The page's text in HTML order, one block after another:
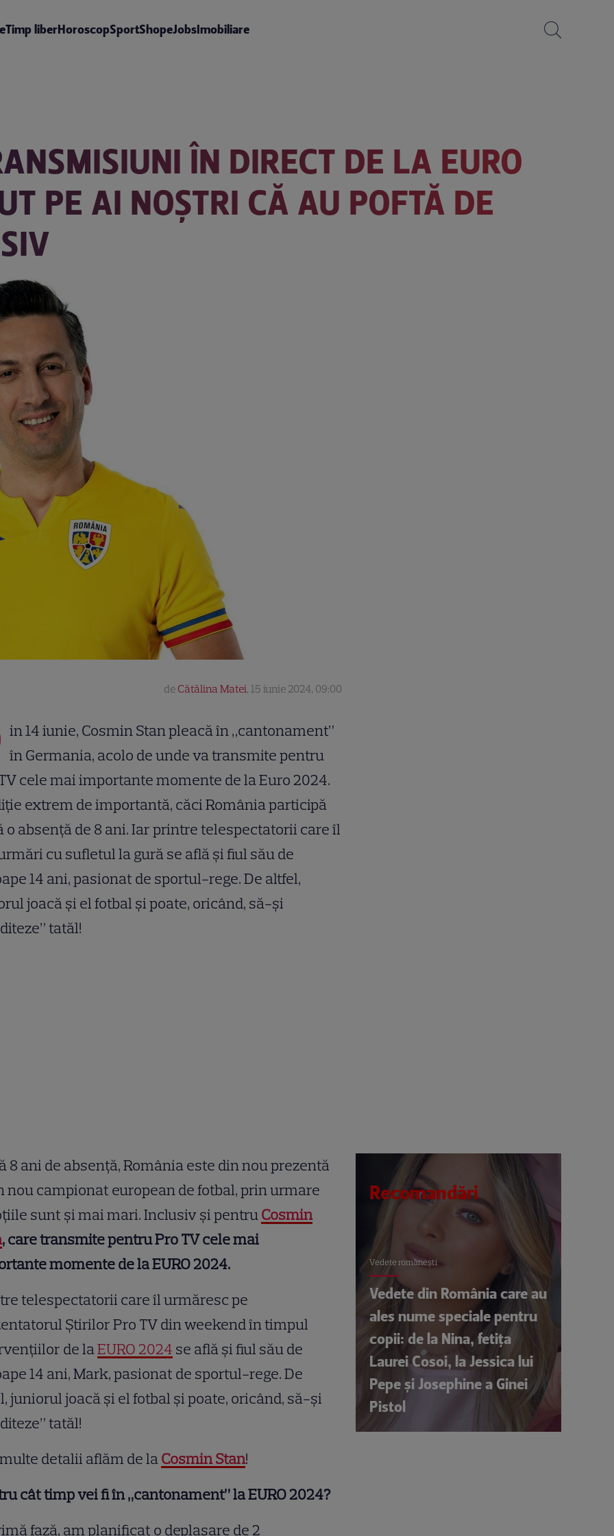
Timp liberHoroscopSportShopeJobsImobiliare
ÎN DIRECT DE LA EURO
PE AI NOȘTRI CĂ AU POFTĂ DE
de Cătălina Matei, 15 iunie 2024, 09:00
in 14 iunie, Cosmin Stan pleacă în „cantonament”
în Germania, acolo de unde va transmite pentru
cele mai importante momente de la Euro 2024.
extrem de importantă, căci România participă
o absență de 8 ani. Iar printre telespectatorii care îl
cu sufletul la gură se află și fiul său de
14 ani, pasionat de sportul-rege. De altfel,
joacă și el fotbal și poate, oricând, să-și
tatăl!
8 ani de absență, România este din nou prezentă
nou campionat european de fotbal, prin urmare
sunt și mai mari. Inclusiv și pentruCosmin
, care transmite pentru Pro TV cele mai
momente de la EURO 2024.
telespectatorii care îl urmăresc pe
Știrilor Pro TV din weekend în timpul
de laEURO 2024 se află și fiul său de
14 ani, Mark, pasionat de sportul-rege. De
juniorul joacă și el fotbal și poate, oricând, să-și
tatăl!
detalii aflăm de laCosmin Stan!
cât timp vei fi în „cantonament” la EURO 2024?
fază, am planificat o deplasare de 2
Recomandări
Vedete româneşti
Vedete din România care au
ales nume speciale pentru
copii: de la Nina, fetița
Laurei Cosoi, la Jessica lui
Pepe și Josephine a Ginei
Pistol